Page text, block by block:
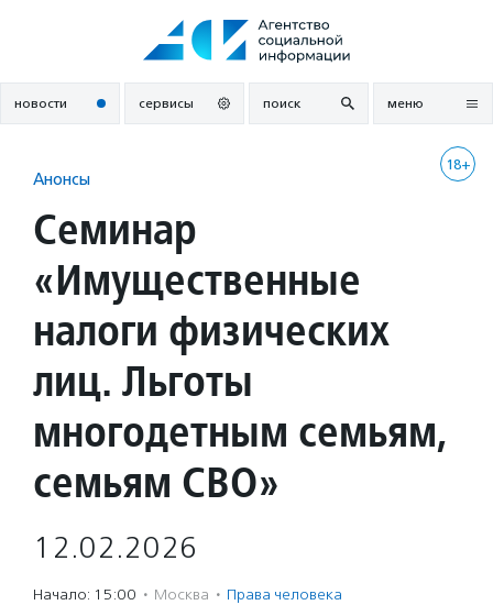
новости сервисы поиск меню
18+
Анонсы
Семинар
«Имущественные
налоги физических
лиц. Льготы
многодетным семьям,
семьям СВО»
12.02.2026
Начало: 15:00 · Москва · Права человека